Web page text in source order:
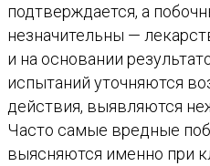
подтверждается, а
незначительны —
и на основании
испытаний уточняются
действия, выявляются
Часто самые вредные
выясняются именно при